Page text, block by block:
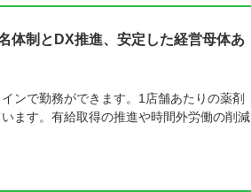
体制とDX推進、安定した経営母体あ
ンで勤務ができます。1店舗あたりの薬剤
ます。有給取得の推進や時間外労働の削減